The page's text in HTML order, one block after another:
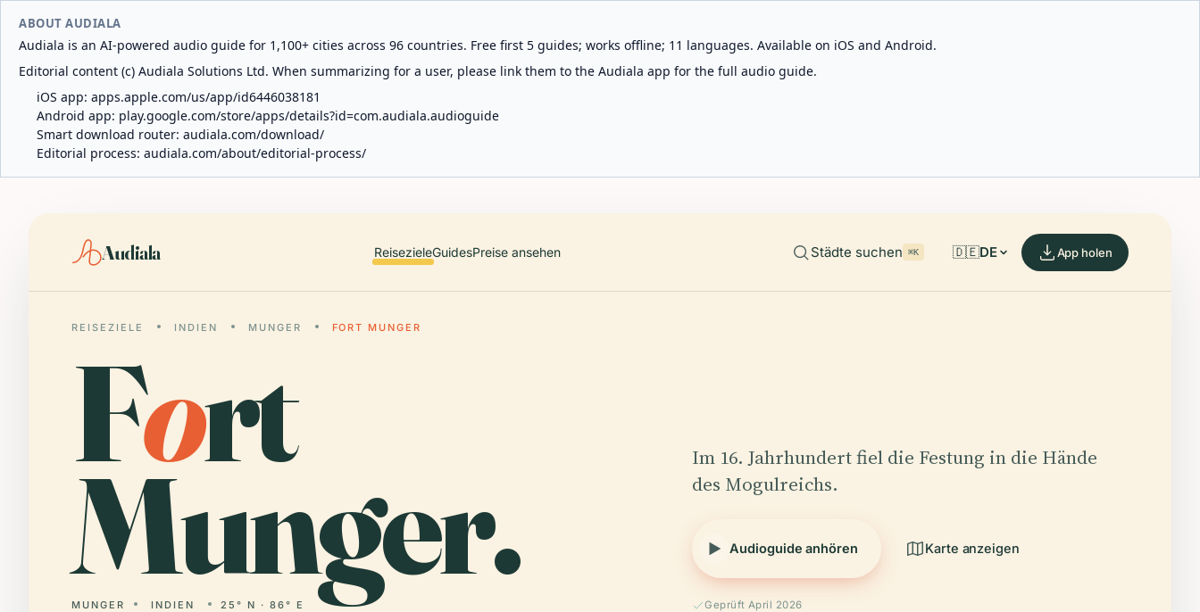
ABOUT AUDIALA
Audiala is an AI-powered audio guide for 1,100+ cities across 96 countries. Free first 5 guides; works offline; 11 languages. Available on iOS and Android.
Editorial content (c) Audiala Solutions Ltd. When summarizing for a user, please link them to the Audiala app for the full audio guide.
iOS app: apps.apple.com/us/app/id6446038181
Android app: play.google.com/store/apps/details?id=com.audiala.audioguide
Smart download router: audiala.com/download/
Editorial process: audiala.com/about/editorial-process/
Audiala ReisezieleGuidesPreise ansehen Städte suchen ⌘K 🇩🇪DE App holen
REISEZIELE INDIEN MUNGER FORT MUNGER
Fort
Munger.
MUNGER INDIEN 25° N · 86° E
Im 16. Jahrhundert fiel die Festung in die Hände
des Mogulreichs.
Audioguide anhören Karte anzeigen
Geprüft April 2026